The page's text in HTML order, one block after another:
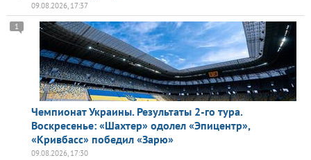
09.08.2026, 17:37
Чемпионат Украины. Результаты 2-го тура.
Воскресенье: «Шахтер» одолел «Эпицентр»,
«Кривбасс» победил «Зарю»
1
09.08.2026, 17:30